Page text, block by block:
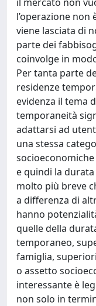
l’operazione
viene lasciata di
parte dei
coinvolge in
Per tanta parte
residenze
evidenza il tema
temporaneità
adattarsi ad
una stessa
e quindi la
molto più breve
a differenza di
hanno
quelle della
temporaneo,
famiglia,
o assetto
interessante è
non solo in